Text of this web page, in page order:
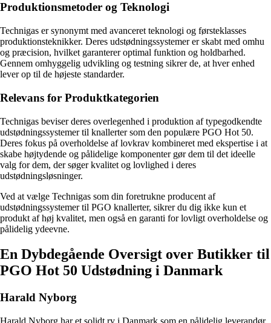
Produktionsmetoder og Teknologi
Technigas er synonymt med avanceret teknologi og førsteklasses
produktionsteknikker. Deres udstødningssystemer er skabt med omhu
og præcision, hvilket garanterer optimal funktion og holdbarhed.
Gennem omhyggelig udvikling og testning sikrer de, at hver enhed
lever op til de højeste standarder.
Relevans for Produktkategorien
Technigas beviser deres overlegenhed i produktion af typegodkendte
udstødningssystemer til knallerter som den populære PGO Hot 50.
Deres fokus på overholdelse af lovkrav kombineret med ekspertise i at
skabe højtydende og pålidelige komponenter gør dem til det ideelle
valg for dem, der søger kvalitet og lovlighed i deres
udstødningsløsninger.
Ved at vælge Technigas som din foretrukne producent af
udstødningssystemer til PGO knallerter, sikrer du dig ikke kun et
produkt af høj kvalitet, men også en garanti for lovligt overholdelse og
pålidelig ydeevne.
En Dybdegående Oversigt over Butikker til
PGO Hot 50 Udstødning i Danmark
Harald Nyborg
Harald Nyborg har et solidt ry i Danmark som en pålidelig leverandør